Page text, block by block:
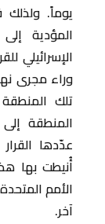
يوماً.
المؤدية
الإسرائيلي
وراء مجرى
تلك
المنطقة
أُنيطت بها
الأمم
آخر.